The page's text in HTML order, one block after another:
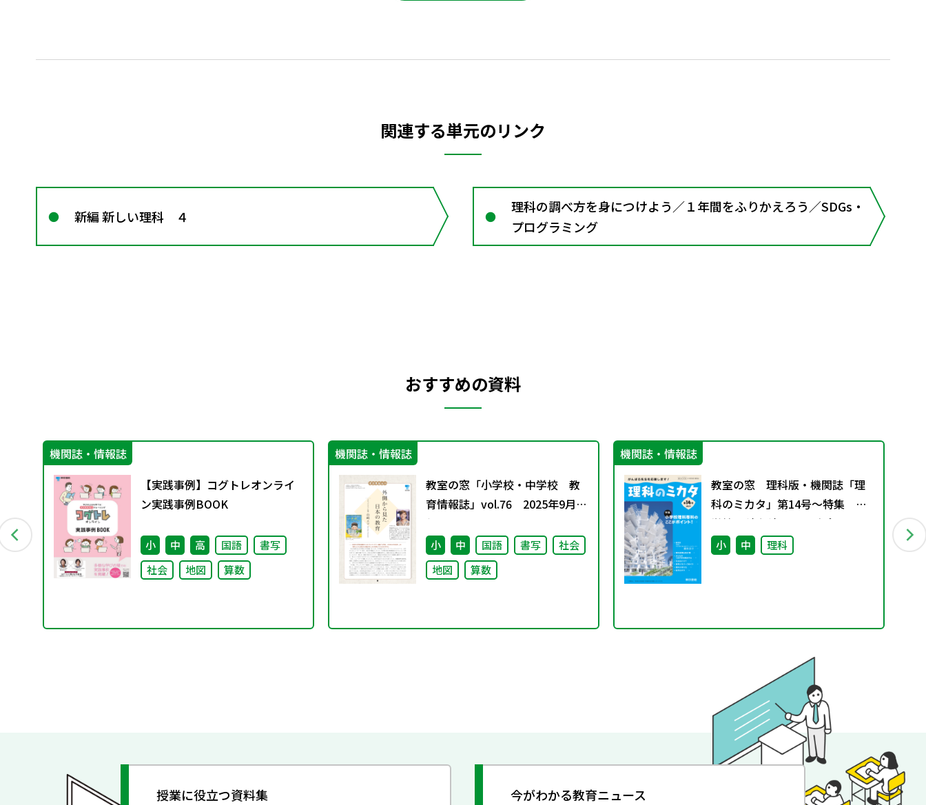
関連する単元のリンク
新編 新しい理科 ４
理科の調べ方を身につけよう／１年間をふりかえろう／SDGs・
プログラミング
おすすめの資料
撃
機関誌・情報誌
【実践事例】コグトレオンライ
ン実践事例BOOK
小 中 高 国語
書写
社会
地図 算数
機関誌・情報誌
教室の窓「小学校・中学校 教
育情報誌」vol.76 2025年9月発
行
小 中 国語 書写
社会
地図
算数
機関誌・情報誌
教室の窓 理科版・機関誌「理
科のミカタ」第14号～特集 小
学校理科専科のここがポイン
ト！～
小 中 理科
授業に役立つ資料集 今がわかる教育ニュース